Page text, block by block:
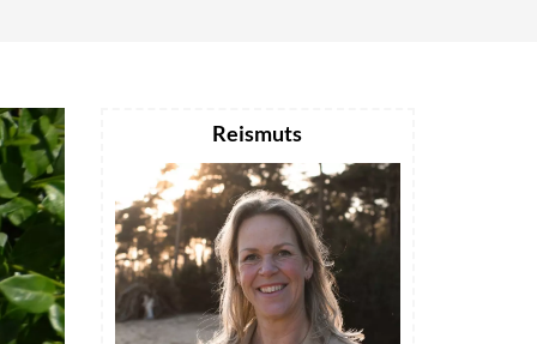
Reismuts